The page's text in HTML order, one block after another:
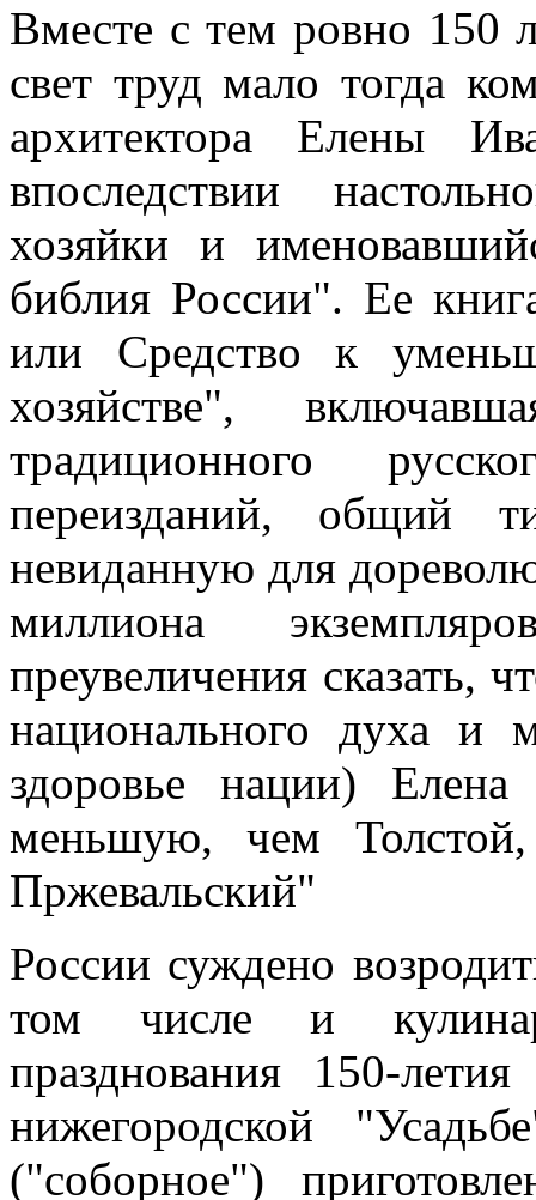
Вместе с тем ровно 150
свет труд мало тогда
архитектора Елены
впоследствии
хозяйки и
библия России". Ее
или Средство к
хозяйстве",
традиционного
переизданий, общий
невиданную для
миллиона
преувеличения сказать,
национального духа и
здоровье нации)
меньшую, чем
Пржевальский"
России суждено
том числе и
празднования 150-
нижегородской
("соборное")